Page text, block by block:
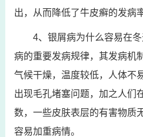
出，从而降低了牛皮癣的发病率
4、银屑病为什么容易在
病的重要发病规律，其发病机
气候干燥，温度较低，人体不
出现毛孔堵塞问题，加之人们
数，一些皮肤表层的有害物质
容易加重病情。